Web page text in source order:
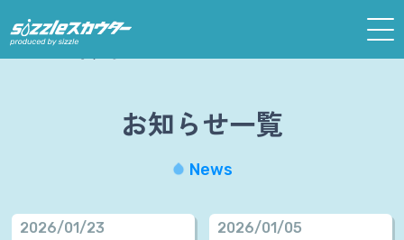
ホーム
お知らせ一覧
News
2026/01/23 2026/01/05